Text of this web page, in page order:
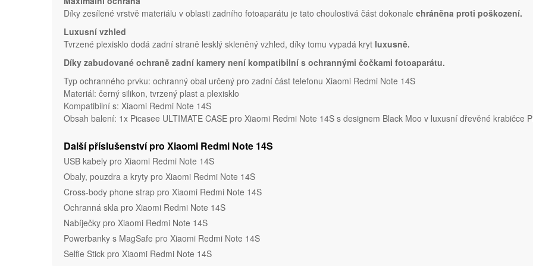
Díky zesílené vrstvě materiálu v oblasti zadního fotoaparátu je tato choulostivá část dokonale chráněna proti poškození.
Luxusní vzhled
Tvrzené plexisklo dodá zadní straně lesklý skleněný vzhled, díky tomu vypadá kryt luxusně.
Díky zabudované ochraně zadní kamery není kompatibilní s ochrannými čočkami fotoaparátu.
Typ ochranného prvku: ochranný obal určený pro zadní část telefonu Xiaomi Redmi Note 14S
Materiál: černý silikon, tvrzený plast a plexisklo
Kompatibilní s: Xiaomi Redmi Note 14S
Obsah balení: 1x Picasee ULTIMATE CASE pro Xiaomi Redmi Note 14S s designem Black Moo v luxusní dřevěné krabičce
Další příslušenství pro Xiaomi Redmi Note 14S
USB kabely pro Xiaomi Redmi Note 14S
Obaly, pouzdra a kryty pro Xiaomi Redmi Note 14S
Cross-body phone strap pro Xiaomi Redmi Note 14S
Ochranná skla pro Xiaomi Redmi Note 14S
Nabíječky pro Xiaomi Redmi Note 14S
Powerbanky s MagSafe pro Xiaomi Redmi Note 14S
Selfie Stick pro Xiaomi Redmi Note 14S